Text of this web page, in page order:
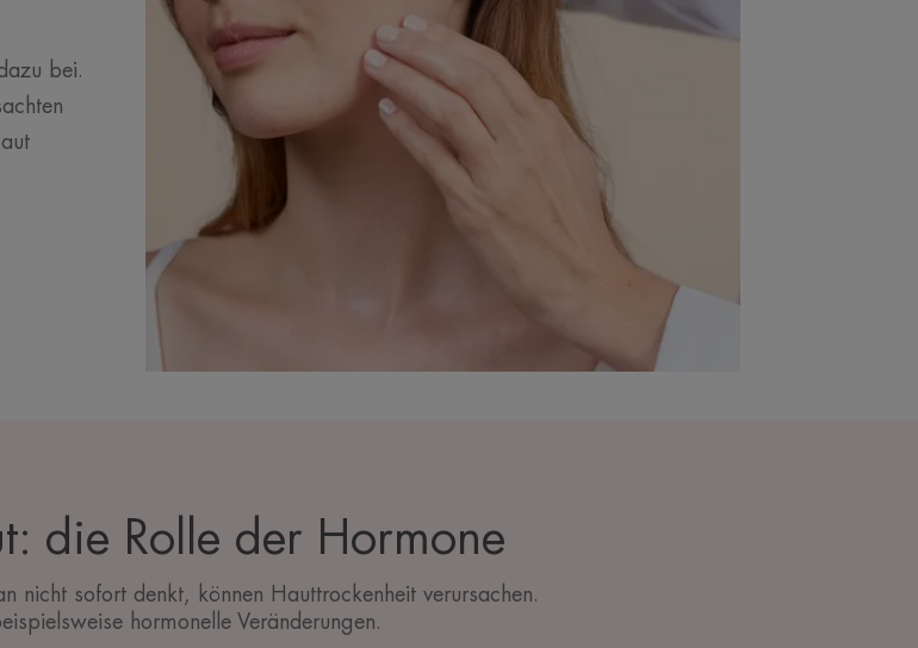
bei.
die Rolle der Hormone
nicht sofort denkt, können Hauttrockenheit verursachen.
hormonelle Veränderungen.